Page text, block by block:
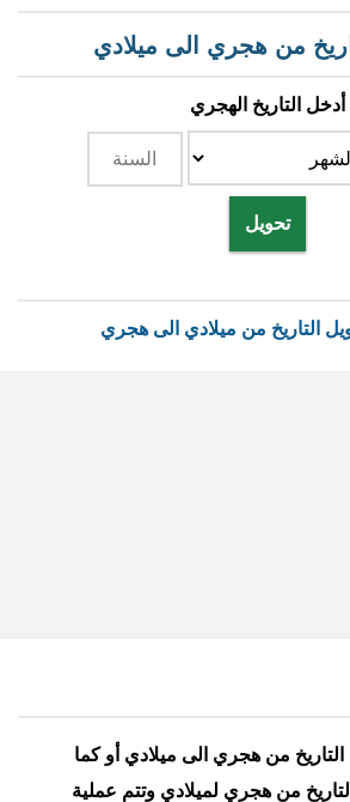
من هجري الى ميلادي
أدخل التاريخ الهجري
تحويل
التاريخ من ميلادي الى هجري
التاريخ من هجري الى ميلادي أو كما
من هجري لميلادي وتتم عملية